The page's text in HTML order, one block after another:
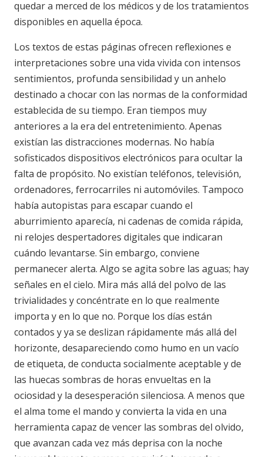
quedar a merced de los médicos y de los tratamientos
disponibles en aquella época.
Los textos de estas páginas ofrecen reflexiones e
interpretaciones sobre una vida vivida con intensos
sentimientos, profunda sensibilidad y un anhelo
destinado a chocar con las normas de la conformidad
establecida de su tiempo. Eran tiempos muy
anteriores a la era del entretenimiento. Apenas
existían las distracciones modernas. No había
sofisticados dispositivos electrónicos para ocultar la
falta de propósito. No existían teléfonos, televisión,
ordenadores, ferrocarriles ni automóviles. Tampoco
había autopistas para escapar cuando el
aburrimiento aparecía, ni cadenas de comida rápida,
ni relojes despertadores digitales que indicaran
cuándo levantarse. Sin embargo, conviene
permanecer alerta. Algo se agita sobre las aguas; hay
señales en el cielo. Mira más allá del polvo de las
trivialidades y concéntrate en lo que realmente
importa y en lo que no. Porque los días están
contados y ya se deslizan rápidamente más allá del
horizonte, desapareciendo como humo en un vacío
de etiqueta, de conducta socialmente aceptable y de
las huecas sombras de horas envueltas en la
ociosidad y la desesperación silenciosa. A menos que
el alma tome el mando y convierta la vida en una
herramienta capaz de vencer las sombras del olvido,
que avanzan cada vez más deprisa con la noche